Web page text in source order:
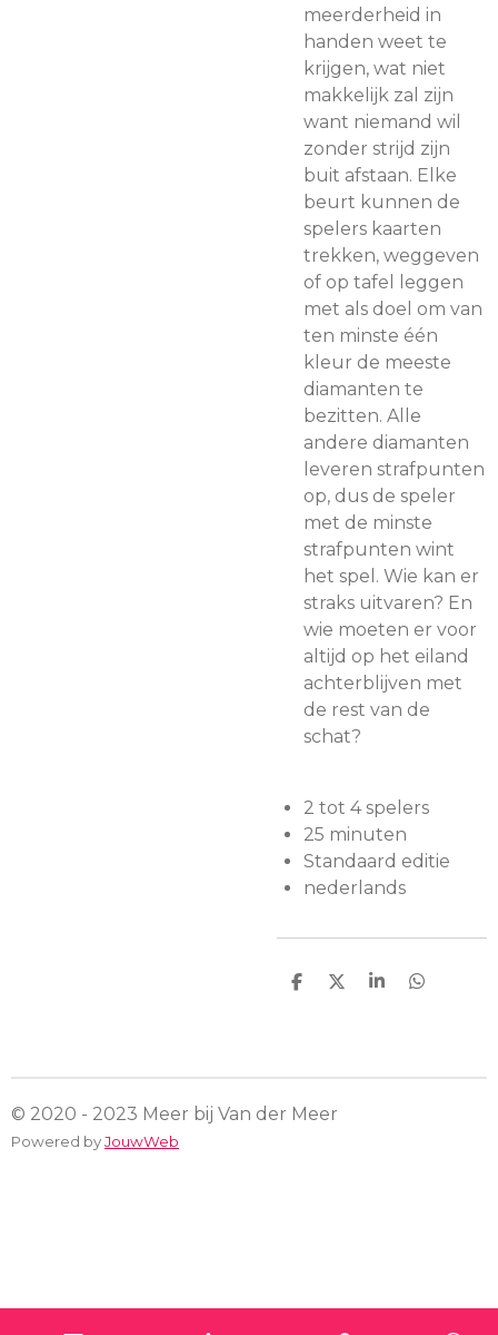
meerderheid in
handen weet te
krijgen, wat niet
makkelijk zal zijn
want niemand wil
zonder strijd zijn
buit afstaan. Elke
beurt kunnen de
spelers kaarten
trekken, weggeven
of op tafel leggen
met als doel om van
ten minste één
kleur de meeste
diamanten te
bezitten. Alle
andere diamanten
leveren strafpunten
op, dus de speler
met de minste
strafpunten wint
het spel. Wie kan er
straks uitvaren? En
wie moeten er voor
altijd op het eiland
achterblijven met
de rest van de
schat?
2 tot 4 spelers
25 minuten
Standaard editie
nederlands
D
D
S
D
© 2020 - 2023 Meer bij Van der Meer
Powered byJouwWeb